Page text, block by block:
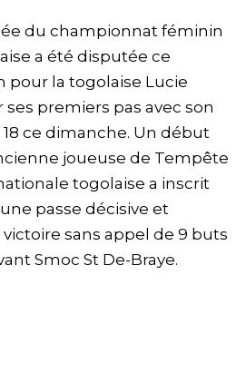
du championnat féminin
a été disputée ce
pour la togolaise Lucie
premiers pas avec son
ce dimanche. Un début
joueuse de Tempête
togolaise a inscrit
passe décisive et
sans appel de 9 buts
Smoc St De-Braye.